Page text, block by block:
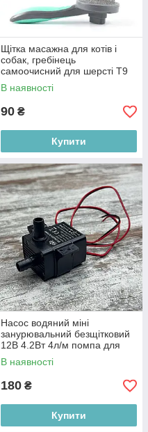
Щітка масажна для котів і
собак, гребінець
самоочисний для шерсті T9
пластиковий ергономічний
В наявності
90 ₴
Купити
Насос водяний міні
занурювальний безщітковий
12В 4.2Вт 4л/м помпа для
перекачування рідини
В наявності
180 ₴
Купити